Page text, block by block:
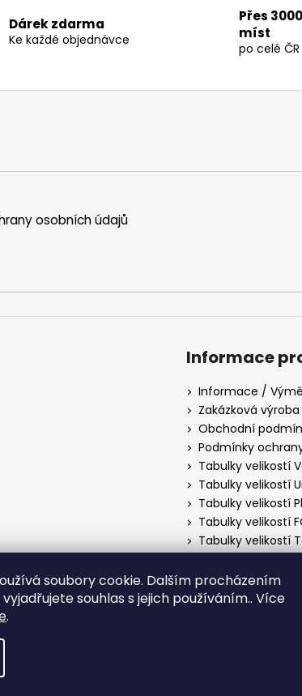
soubory cookie. Dalším procházením
souhlas s jejich používáním.. Více
.
Dárek zdarma
Ke každé objednávce
Přes
míst
po celé ČR
osobních údajů
Informace
Informace /
Zakázková
Obchodní
Podmínky
Tabulky velikostí
Tabulky velikostí
Tabulky velikostí
Tabulky velikostí
Tabulky velikostí
Tabulky velikostí
Tabulky velikostí